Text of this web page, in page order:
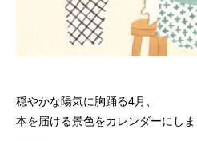
穏やかな陽気に胸踊る4月、
本を届ける景色をカレンダーにしま